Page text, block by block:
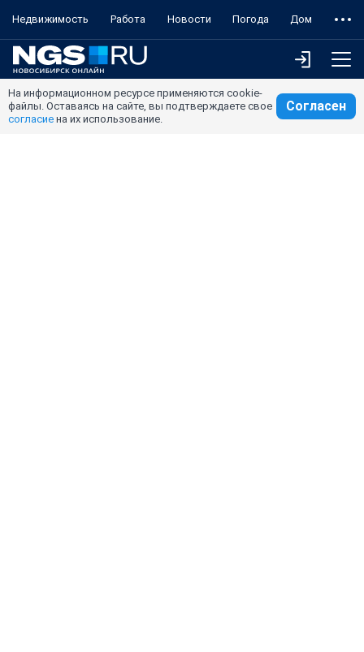
Недвижимость Работа Новости Погода Дом
На информационном ресурсе применяются cookie-
файлы. Оставаясь на сайте, вы подтверждаете свое
согласие на их использование.
Согласен